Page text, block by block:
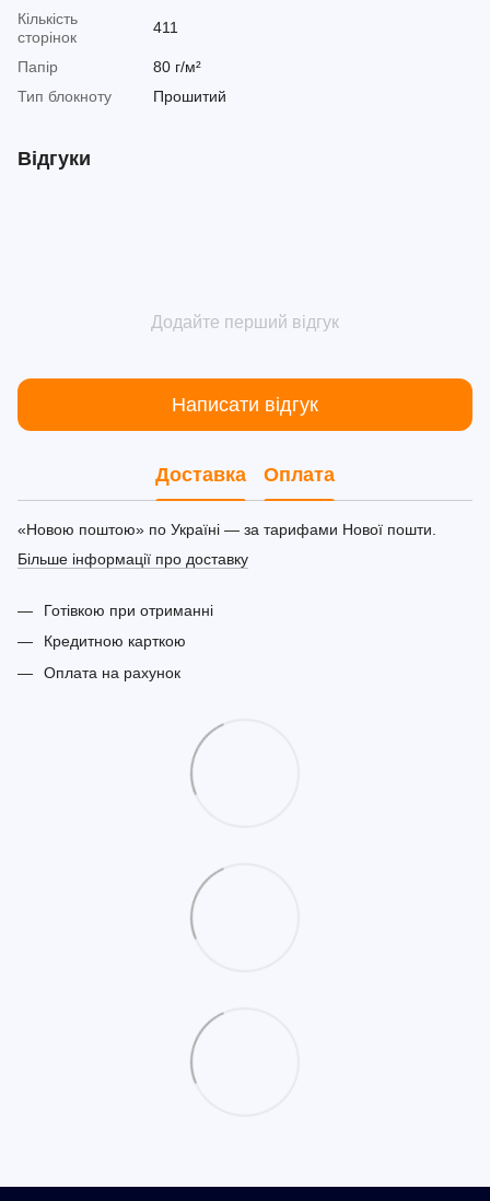
Кількість
сторінок
411
Папір
80 г/м²
Тип блокноту
Прошитий
Відгуки
Додайте перший відгук
Написати відгук
Доставка Оплата
«Новою поштою» по Україні — за тарифами Нової пошти.
Більше інформації про доставку
Готівкою при отриманні
Кредитною карткою
Оплата на рахунок